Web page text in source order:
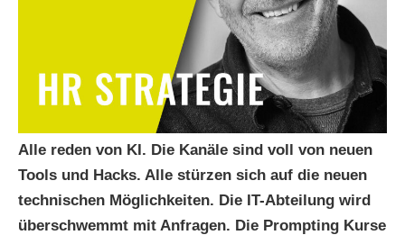
Alle reden von KI. Die Kanäle sind voll von neuen
Tools und Hacks. Alle stürzen sich auf die neuen
technischen Möglichkeiten. Die IT-Abteilung wird
überschwemmt mit Anfragen. Die Prompting Kurse